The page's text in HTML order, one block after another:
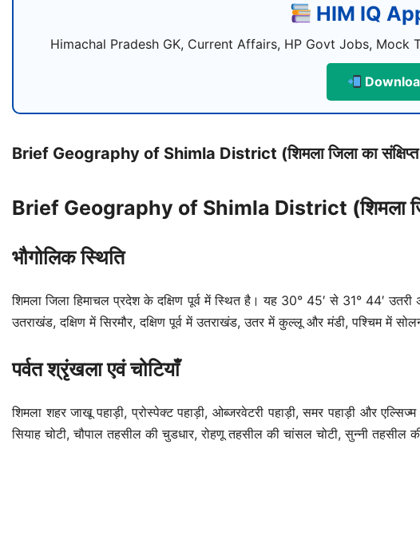
HIM IQ
Himachal Pradesh GK, Current Affairs, HP Govt Jobs, Mock
Brief Geography of Shimla District (शिमला जिला का
Brief Geography of Shimla District (शिमला
भौगोलिक स्थिति
शिमला जिला हिमाचल प्रदेश के दक्षिण पूर्व में स्थित है। यह 30° 45′ से 31° 44′
उतराखंड, दक्षिण में सिरमौर, दक्षिण पूर्व में उतराखंड, उतर में कुल्लू और मंडी, पश्चिम में
पर्वत श्रृंखला एवं चोटियाँ
शिमला शहर जाखू पहाड़ी, प्रोस्पेक्ट पहाड़ी, ओब्जरवेटरी पहाड़ी, समर पहाड़ी और
सियाह चोटी, चौपाल तहसील की चुडधार, रोहणू तहसील की चांसल चोटी, सुन्नी तहसील